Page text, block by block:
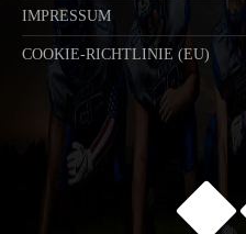
IMPRESSUM
COOKIE-RICHTLINIE (EU)